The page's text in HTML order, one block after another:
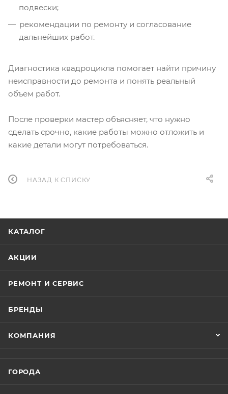
подвески;
рекомендации по ремонту и согласование
дальнейших работ.
Диагностика квадроцикла помогает найти причину
неисправности до ремонта и понять реальный
объем работ.
После проверки мастер объясняет, что нужно
сделать срочно, какие работы можно отложить и
какие детали могут потребоваться.
НАЗАД К СПИСКУ
КАТАЛОГ
АКЦИИ
РЕМОНТ И СЕРВИС
БРЕНДЫ
КОМПАНИЯ
ГОРОДА